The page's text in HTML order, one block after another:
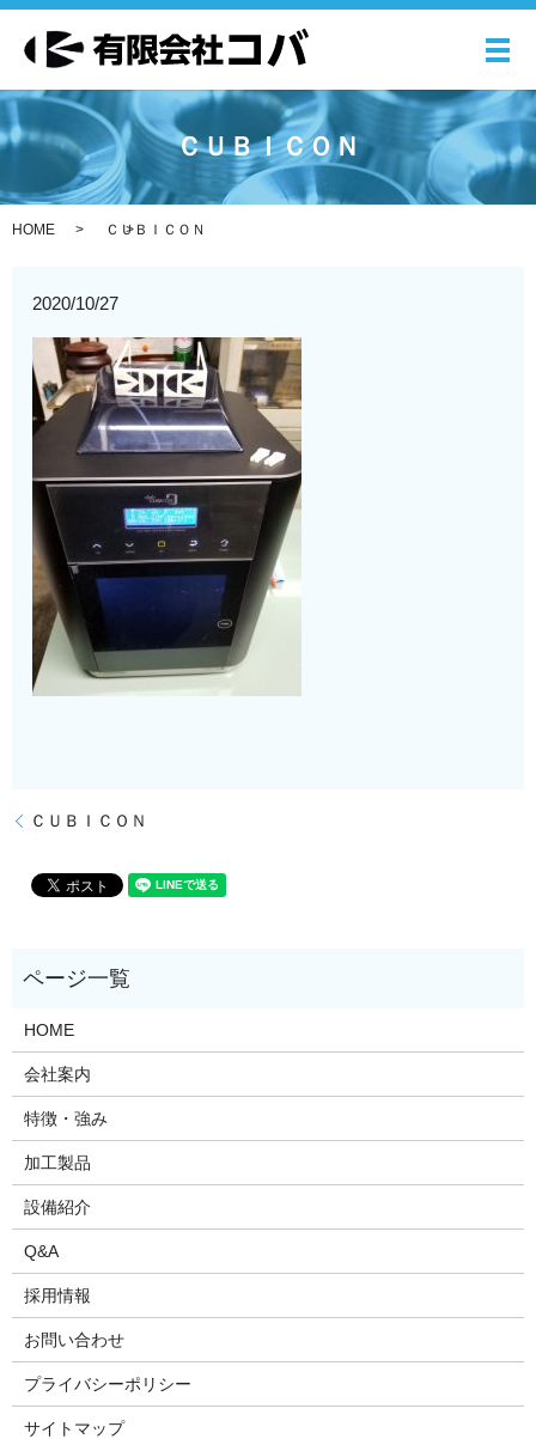
メ
ＣＵＢＩＣＯＮ
HOME ＣＵＢＩＣＯＮ
2020/10/27
ＣＵＢＩＣＯＮ
HOME
会社案内
特徴・強み
加工製品
設備紹介
Q&A
採用情報
お問い合わせ
プライバシーポリシー
サイトマップ